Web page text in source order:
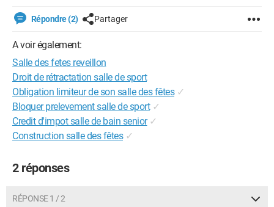
Répondre (2) Partager
A voir également:
Salle des fetes reveillon
Droit de rétractation salle de sport
Obligation limiteur de son salle des fêtes ✓
Bloquer prelevement salle de sport ✓
Credit d'impot salle de bain senior ✓
Construction salle des fêtes ✓
2 réponses
RÉPONSE 1 / 2